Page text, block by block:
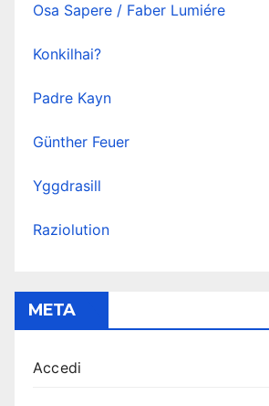
Osa Sapere / Faber Lumiére
Konkilhai?
Padre Kayn
Günther Feuer
Yggdrasill
Raziolution
META
Accedi